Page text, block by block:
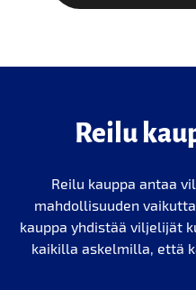
Reilu
Reilu kauppa antaa
mahdollisuuden
kauppa yhdistää viljelijät
kaikilla askelmilla, että